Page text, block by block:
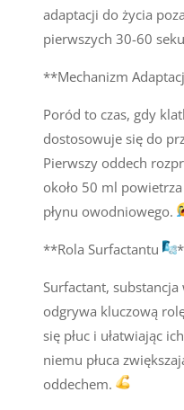
adaptacji do życia
pierwszych 30-60
**Mechanizm
Poród to czas, gdy
dostosowuje się do
Pierwszy oddech
około 50 ml
płynu owodniowego.
**Rola Surfactantu
Surfactant, substancja
odgrywa kluczową
się płuc i ułatwiając
niemu płuca
oddechem.